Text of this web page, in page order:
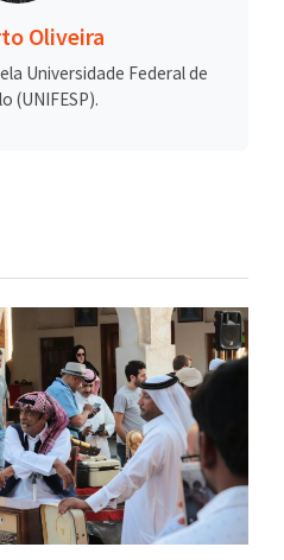
Oliveira
Universidade Federal de
(UNIFESP).